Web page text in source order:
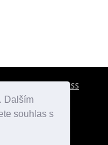
Dalším
souhlas s
RSS